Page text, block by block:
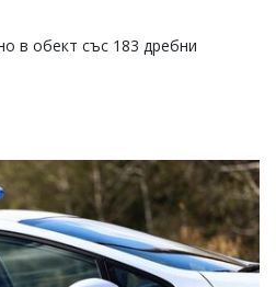
в обект със 183 дребни